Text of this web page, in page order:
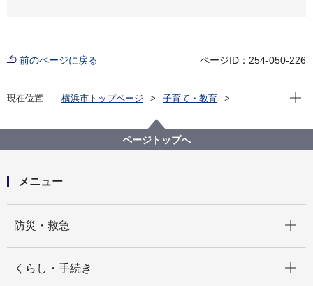
前のページに戻る ページID：254-050-226
現在位置 横浜市トップページ
子育て・教育
現在
ページトップへ
メニュー
防災・救急
くらし・手続き